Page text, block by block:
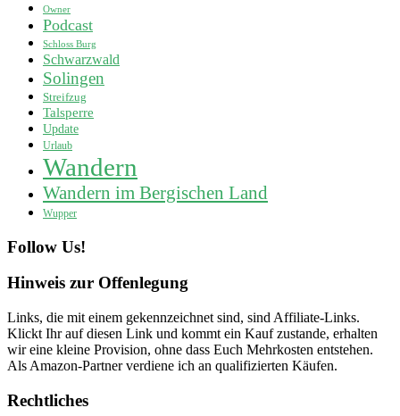
Owner
Podcast
Schloss Burg
Schwarzwald
Solingen
Streifzug
Talsperre
Update
Urlaub
Wandern
Wandern im Bergischen Land
Wupper
Follow Us!
Hinweis zur Offenlegung
Links, die mit einem gekennzeichnet sind, sind Affiliate-Links.
Klickt Ihr auf diesen Link und kommt ein Kauf zustande, erhalten
wir eine kleine Provision, ohne dass Euch Mehrkosten entstehen.
Als Amazon-Partner verdiene ich an qualifizierten Käufen.
Rechtliches